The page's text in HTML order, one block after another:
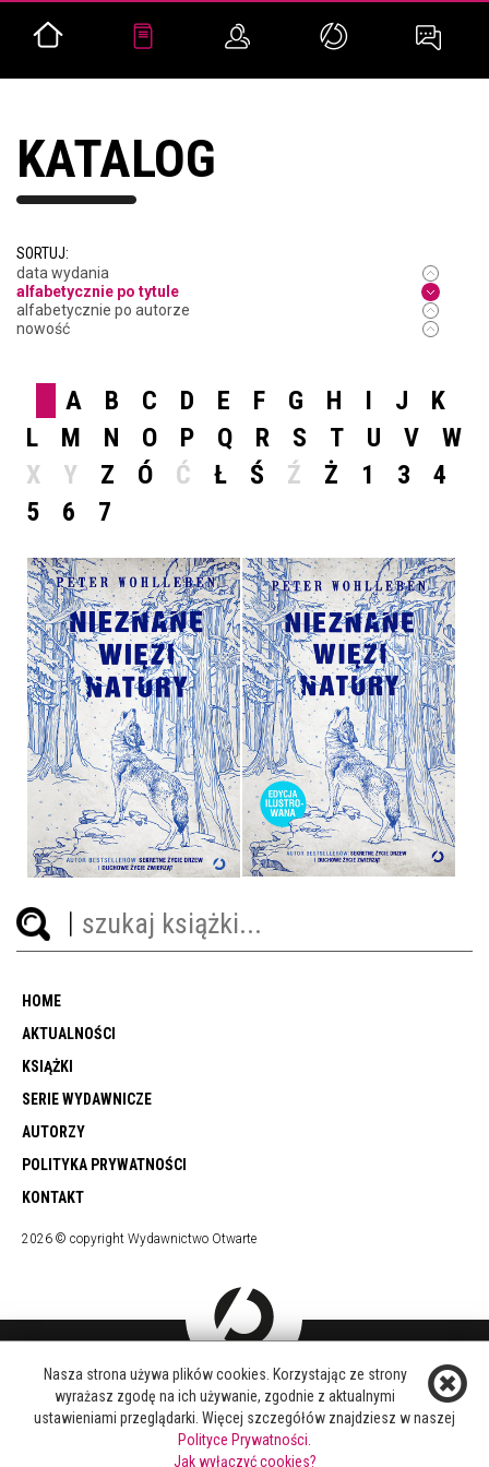
KATALOG
SORTUJ:
data wydania
alfabetycznie po tytule
alfabetycznie po autorze
nowość
A B C D E F G H I J
K
L
M N O P Q R S T U V
W
X
Y Z Ó Ć Ł Ś Ź Ż 1 3
4
5
6 7
NIEZNANE WIĘZI NATURY
PETER WOHLLEBEN
OPRAWA TWARDA
34,90 ZŁ
NIEZNANE WIĘZI NATURY
- WYDANIE ILUSTROWANE
PETER WOHLLEBEN
OPRAWA TWARDA
44,90 ZŁ
HOME
AKTUALNOŚCI
KSIĄŻKI
SERIE WYDAWNICZE
AUTORZY
POLITYKA PRYWATNOŚCI
KONTAKT
2026 © copyright Wydawnictwo Otwarte
DOŁĄCZ DO NAS
FACEBOOK
TWITTER
Nasza strona używa plików cookies. Korzystając ze strony
wyrażasz zgodę na ich używanie, zgodnie z aktualnymi
ustawieniami przeglądarki. Więcej szczegółów znajdziesz w naszej
Polityce Prywatności.
Jak wyłączyć cookies?